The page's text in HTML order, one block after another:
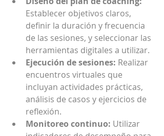
Establecer objetivos claros,
definir la duración y frecuencia
de las sesiones, y seleccionar las
herramientas digitales a utilizar.
Ejecución de sesiones: Realizar
encuentros virtuales que
incluyan actividades prácticas,
análisis de casos y ejercicios de
reflexión.
Monitoreo continuo: Utilizar